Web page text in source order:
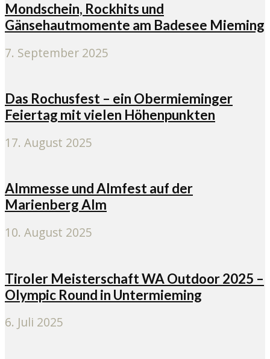
Mondschein, Rockhits und
Gänsehautmomente am Badesee Mieming
7. September 2025
Das Rochusfest – ein Obermieminger
Feiertag mit vielen Höhenpunkten
17. August 2025
Almmesse und Almfest auf der
Marienberg Alm
10. August 2025
Tiroler Meisterschaft WA Outdoor 2025 –
Olympic Round in Untermieming
6. Juli 2025